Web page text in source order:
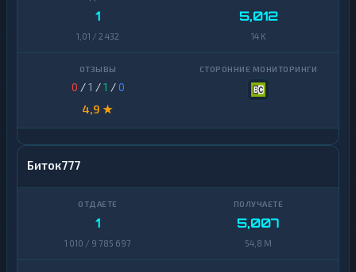
1
1,01 / 2 432
5,012
14 K
0 /1 /1 /0
4,9 ★
Биток777
1
1 010 / 9 785 697
5,007
54,8 M